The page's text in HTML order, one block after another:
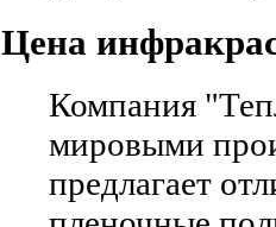
Цена
Компания
мировыми
предлагает